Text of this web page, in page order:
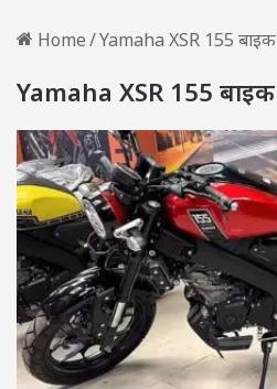
Home/Yamaha XSR 155 बाइक
Yamaha XSR 155 बाइक